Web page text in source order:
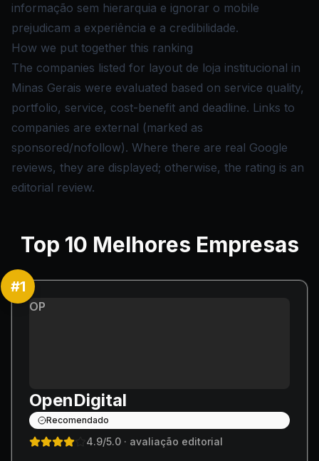
informação sem hierarquia e ignorar o mobile
prejudicam a experiência e a credibilidade.
How we put together this ranking
The companies listed for layout de loja institucional in
Minas Gerais were evaluated based on service quality,
portfolio, service, cost-benefit and deadline. Links to
companies are external (marked as
sponsored/nofollow). Where there are real Google
reviews, they are displayed; otherwise, the rating is an
editorial review.
Top 10 Melhores Empresas
#1
OP
OpenDigital
Recomendado
4.9/5.0 · avaliação editorial